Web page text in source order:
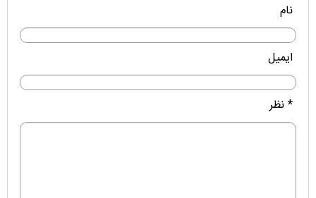
نام
ایمیل
* نظر